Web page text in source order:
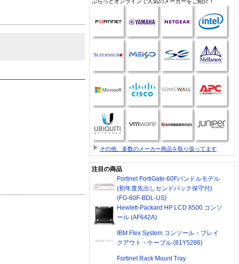
その他、多数のメーカー商品を取り扱ってます
注目の商品
Fortinet FortiGate-60Fバンドルモデル
(初年度先出しセンドバック保守付)
(FG-60F-BDL-US)
Hewlett-Packard HP LCD 8500 コンソ
ール (AF642A)
IBM Flex System コンソール・ブレイ
クアウト・ケーブル (81Y5286)
Fortinet Rack Mount Tray